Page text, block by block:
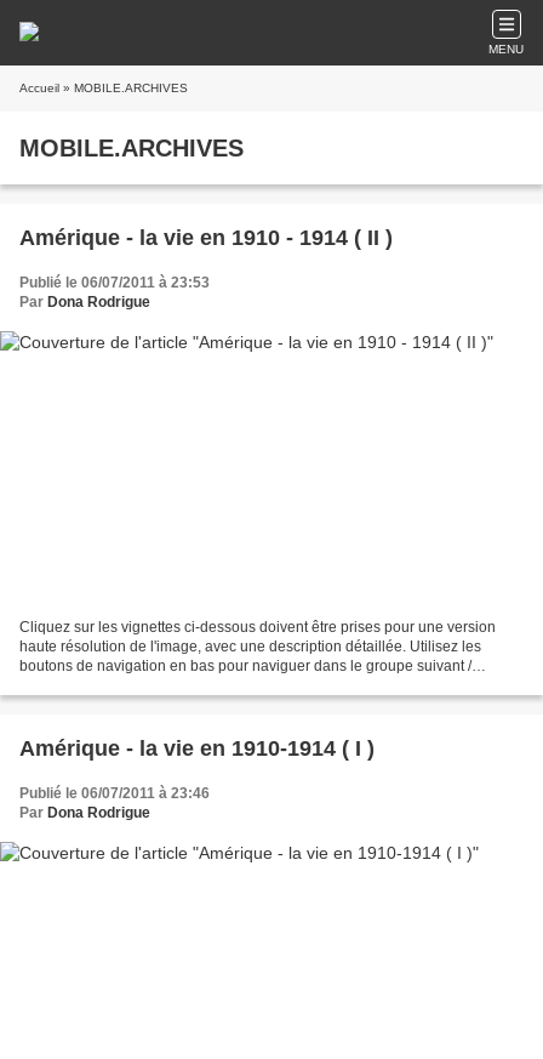
MENU
Accueil » MOBILE.ARCHIVES
MOBILE.ARCHIVES
Amérique - la vie en 1910 - 1914 ( II )
Publié le 06/07/2011 à 23:53
Par Dona Rodrigue
Cliquez sur les vignettes ci-dessous doivent être prises pour une version
haute résolution de l'image, avec une description détaillée. Utilisez les
boutons de navigation en bas pour naviguer dans le groupe suivant /
Amérique - la vie en 1910-1914 ( I )
Publié le 06/07/2011 à 23:46
Par Dona Rodrigue